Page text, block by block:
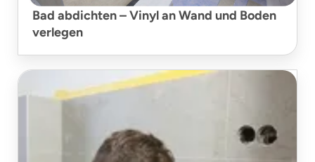
Bad abdichten – Vinyl an Wand und Boden
verlegen